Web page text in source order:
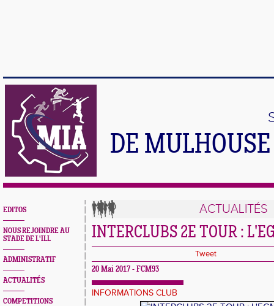
DE
EDITOS
NOUS REJOINDRE AU
STADE DE L'ILL
ADMINISTRATIF
ACTUALITÉS
COMPETITIONS
ACTUALITÉS
INTERCLUBS 2E TOUR :
Tweet
20 Mai 2017 - FCM93
INFORMATIONS CLUB